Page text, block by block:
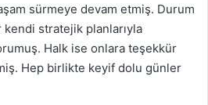
sürmeye devam etmiş. Durum
stratejik planlarıyla
Halk ise onlara teşekkür
Hep birlikte keyif dolu günler